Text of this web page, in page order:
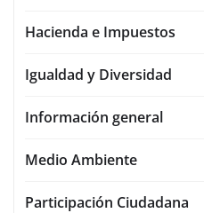
Hacienda e Impuestos
Igualdad y Diversidad
Información general
Medio Ambiente
Participación Ciudadana